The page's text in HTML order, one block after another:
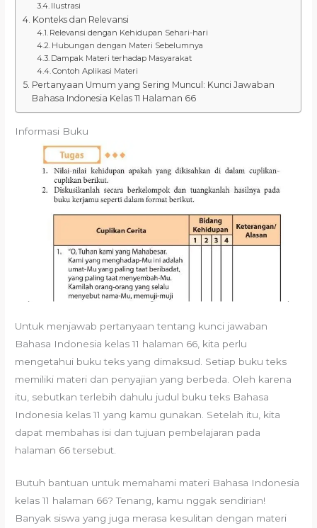
Ilustrasi
Konteks dan Relevansi
Relevansi dengan Kehidupan Sehari-hari
Hubungan dengan Materi Sebelumnya
Dampak Materi terhadap Masyarakat
Contoh Aplikasi Materi
Pertanyaan Umum yang Sering Muncul: Kunci Jawaban
Bahasa Indonesia Kelas 11 Halaman 66
Informasi Buku
Untuk menjawab pertanyaan tentang kunci jawaban
Bahasa Indonesia kelas 11 halaman 66, kita perlu
mengetahui buku teks yang dimaksud. Setiap buku teks
memiliki materi dan penyajian yang berbeda. Oleh karena
itu, sebutkan terlebih dahulu judul buku teks Bahasa
Indonesia kelas 11 yang kamu gunakan. Setelah itu, kita
dapat membahas isi dan tujuan pembelajaran pada
halaman 66 tersebut.
Butuh bantuan untuk memahami materi Bahasa Indonesia
kelas 11 halaman 66? Tenang, kamu nggak sendirian!
Banyak siswa yang juga merasa kesulitan dengan materi